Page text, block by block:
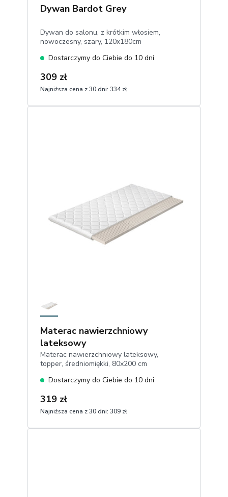
Dywan Bardot Grey
Dywan do salonu, z krótkim włosiem,
nowoczesny, szary, 120x180cm
Dostarczymy do Ciebie do 10 dni
309 zł
Najniższa cena z 30 dni: 334 zł
1
Materac nawierzchniowy
lateksowy
Materac nawierzchniowy lateksowy,
topper, średniomiękki, 80x200 cm
Dostarczymy do Ciebie do 10 dni
319 zł
Najniższa cena z 30 dni: 309 zł
1